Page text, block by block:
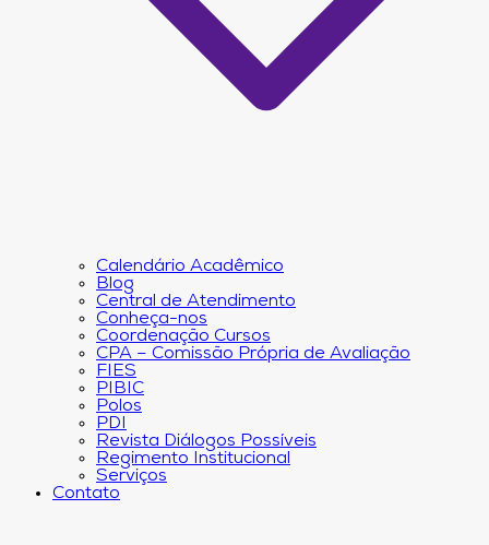
Calendário Acadêmico
Blog
Central de Atendimento
Conheça-nos
Coordenação Cursos
CPA – Comissão Própria de Avaliação
FIES
PIBIC
Polos
PDI
Revista Diálogos Possíveis
Regimento Institucional
Serviços
Contato